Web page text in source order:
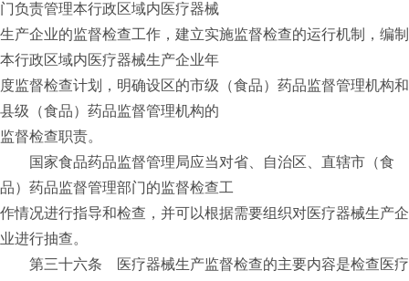
门负责管理本行政区域内医疗器械
生产企业的监督检查工作，建立实施监督检查的运行机制，编制
本行政区域内医疗器械生产企业年
度监督检查计划，明确设区的市级（食品）药品监督管理机构和
县级（食品）药品监督管理机构的
监督检查职责。
国家食品药品监督管理局应当对省、自治区、直辖市（食
品）药品监督管理部门的监督检查工
作情况进行指导和检查，并可以根据需要组织对医疗器械生产企
业进行抽查。
第三十六条 医疗器械生产监督检查的主要内容是检查医疗